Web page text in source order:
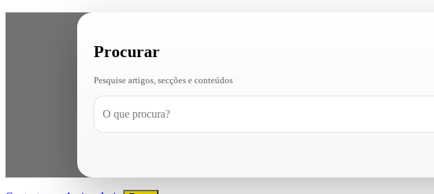
Procurar
Pesquise artigos, secções e conteúdos